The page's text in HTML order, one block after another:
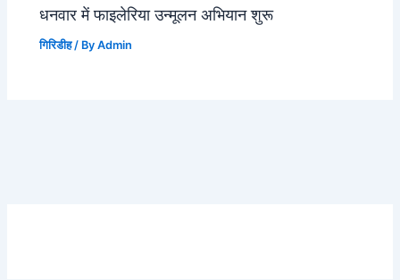
धनवार में फाइलेरिया उन्मूलन अभियान शुरू
गिरिडीह/ ByAdmin